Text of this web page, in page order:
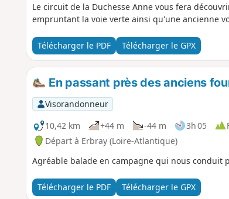
Le circuit de la Duchesse Anne vous fera
empruntant la voie verte ainsi qu'une ancienne
Télécharger le PDF Télécharger le GPX
En passant près des anciens
Visorandonneur
10,42 km
+44 m -44 m 3h 05
Départ à Erbray (Loire-Atlantique)
Agréable balade en campagne qui nous conduit
Télécharger le PDF Télécharger le GPX